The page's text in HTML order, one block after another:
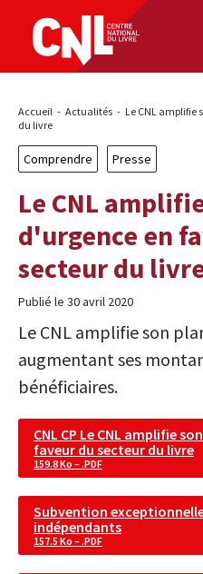
Fil
d'Ariane
Accueil Actualités
Le CNL amplifie
du livre
Comprendre Presse
Le CNL
d'urgence en
secteur du
Publié le 30 avril 2020
Le CNL amplifie son
augmentant ses
bénéficiaires.
CNL CP Le CNL amplifie
faveur du secteur du livre
159.8 Ko – .PDF
Subvention
indépendants
157.5 Ko – .PDF